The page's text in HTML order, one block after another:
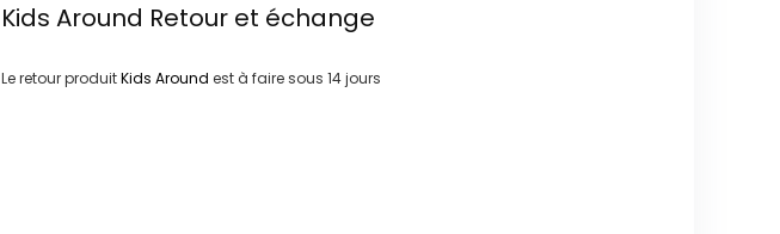
Kids Around Retour et échange
Le retour produitKids Around est à faire sous 14 jours